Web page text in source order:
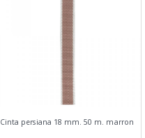
Cinta persiana 18 mm. 50 m. marron